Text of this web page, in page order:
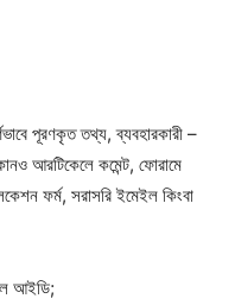
পূরণকৃত তথ্য, ব্যবহারকারী –
আরটিকেলে কমেন্ট, ফোরামে
ফর্ম, সরাসরি ইমেইল কিংবা
আইডি;